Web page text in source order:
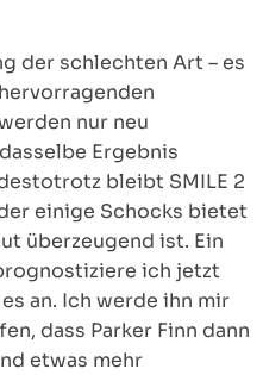
der schlechten Art – es
nur neu
Ergebnis
bleibt SMILE 2
einige Schocks bietet
überzeugend ist. Ein
ich jetzt
an. Ich werde ihn mir
dass Parker Finn dann
etwas mehr